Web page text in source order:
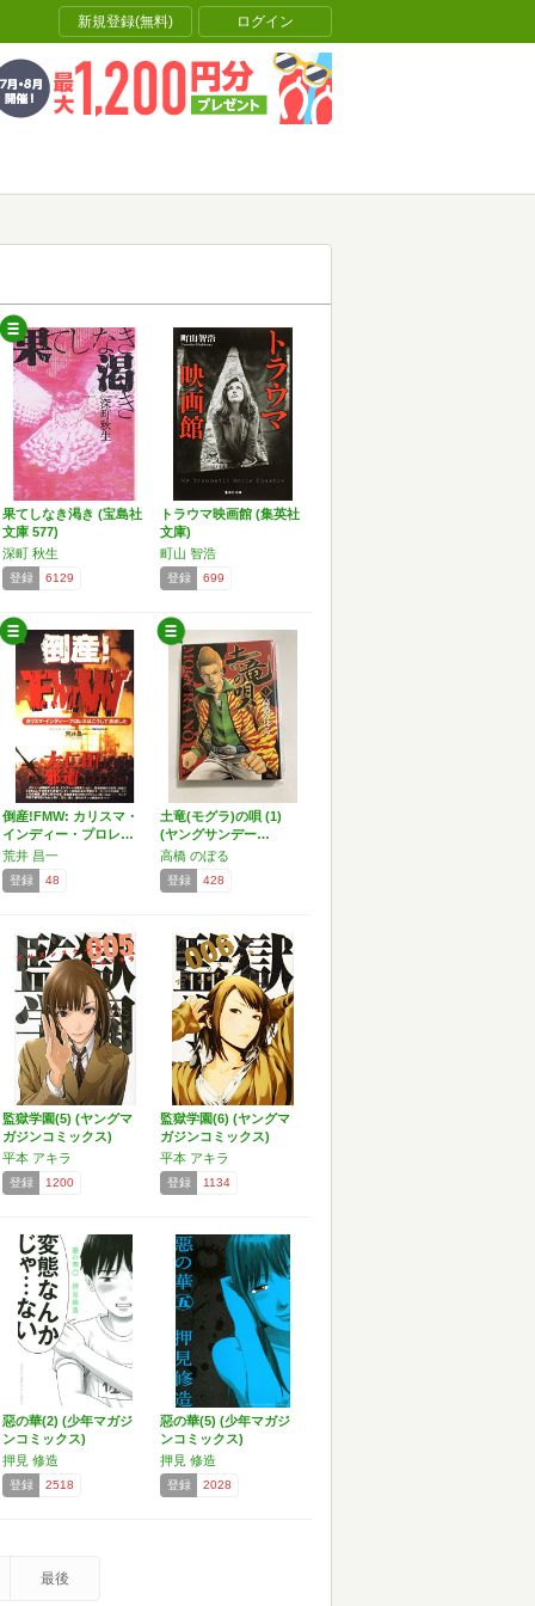
新規登録(無料) ログイン
果てしなき渇き (宝島社
文庫 577)
深町 秋生
登録 6129
トラウマ映画館 (集英社
文庫)
町山 智浩
登録 699
倒産!FMW: カリスマ・
インディー・プロレ…
荒井 昌一
登録 48
土竜(モグラ)の唄 (1)
(ヤングサンデー…
高橋 のぼる
登録 428
監獄学園(5) (ヤングマ
ガジンコミックス)
平本 アキラ
登録 1200
監獄学園(6) (ヤングマ
ガジンコミックス)
平本 アキラ
登録 1134
惡の華(2) (少年マガジ
ンコミックス)
押見 修造
登録 2518
惡の華(5) (少年マガジ
ンコミックス)
押見 修造
登録 2028
最後